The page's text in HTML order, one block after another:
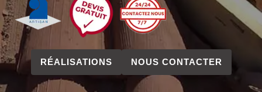
RÉALISATIONS NOUS CONTACTER